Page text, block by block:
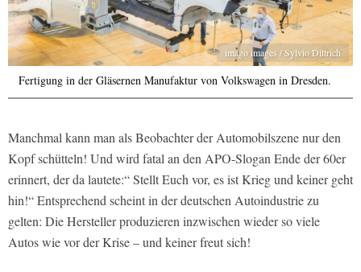
imago images / Sylvio Dittrich
Fertigung in der Gläsernen Manufaktur von Volkswagen in Dresden.
Manchmal kann man als Beobachter der Automobilszene nur den
Kopf schütteln! Und wird fatal an den APO-Slogan Ende der 60er
erinnert, der da lautete:“ Stellt Euch vor, es ist Krieg und keiner geht
hin!“ Entsprechend scheint in der deutschen Autoindustrie zu
gelten: Die Hersteller produzieren inzwischen wieder so viele
Autos wie vor der Krise – und keiner freut sich!